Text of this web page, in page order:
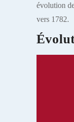
évolution
vers 1782.